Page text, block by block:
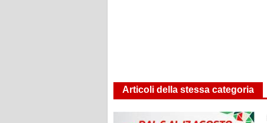
Articoli della stessa categoria